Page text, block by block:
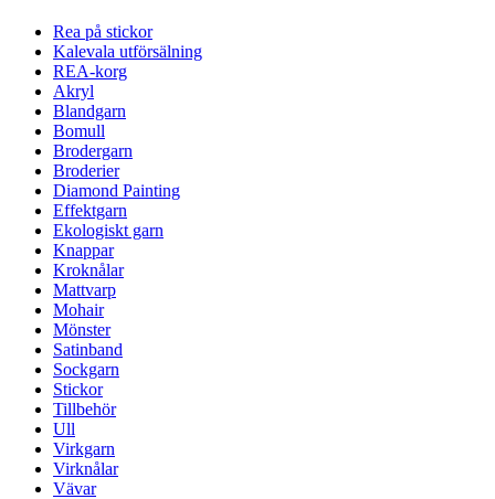
Rea på stickor
Kalevala utförsälning
REA-korg
Akryl
Blandgarn
Bomull
Brodergarn
Broderier
Diamond Painting
Effektgarn
Ekologiskt garn
Knappar
Kroknålar
Mattvarp
Mohair
Mönster
Satinband
Sockgarn
Stickor
Tillbehör
Ull
Virkgarn
Virknålar
Vävar